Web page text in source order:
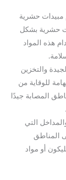
مبيدات حشرية
حشرية بشكل
هذه المواد
والتخزين
للوقاية من
المصابة جيدًا
التي
المناطق
أو مواد